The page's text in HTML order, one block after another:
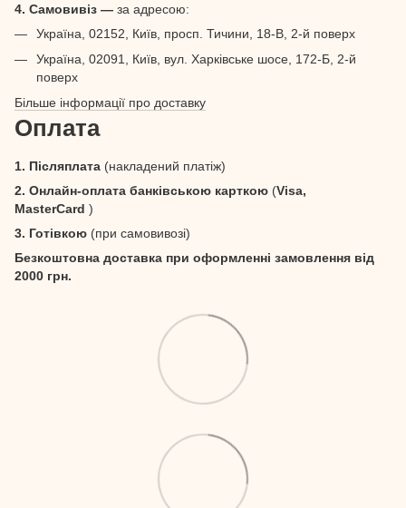
4. Самовивіз — за адресою:
Україна, 02152, Київ, просп. Тичини, 18-В, 2-й поверх
Україна, 02091, Київ, вул. Харківське шосе, 172-Б, 2-й
поверх
Більше інформації про доставку
Оплата
1. Післяплата (накладений платіж)
2. Онлайн-оплата банківською карткою (Visa,
MasterCard )
3. Готівкою (при самовивозі)
Безкоштовна доставка при оформленні замовлення від
2000 грн.